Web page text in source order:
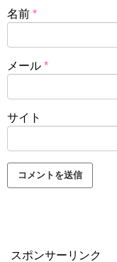
名前 *
メール *
サイト
スポンサーリンク